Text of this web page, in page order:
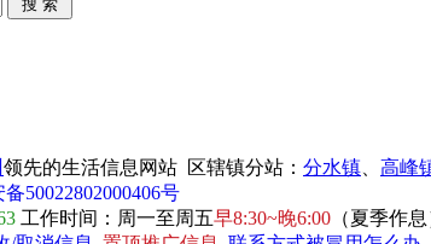
领先的生活信息网站 区辖镇分站： 分水镇 高峰
50022802000406号
工作时间：周一至周五早8:30~晚6:00 （夏季作